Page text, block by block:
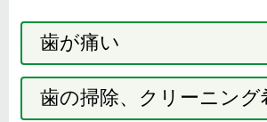
歯が痛い
歯の掃除、クリーニング